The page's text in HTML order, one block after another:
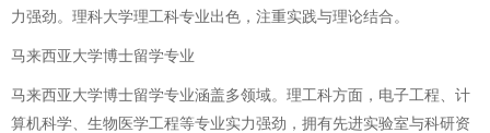
力强劲。理科大学理工科专业出色，注重实践与理论结合。
马来西亚大学博士留学专业
马来西亚大学博士留学专业涵盖多领域。理工科方面，电子工程、计
算机科学、生物医学工程等专业实力强劲，拥有先进实验室与科研资